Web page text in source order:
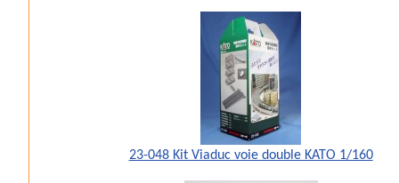
23-048 Kit Viaduc voie double KATO 1/160